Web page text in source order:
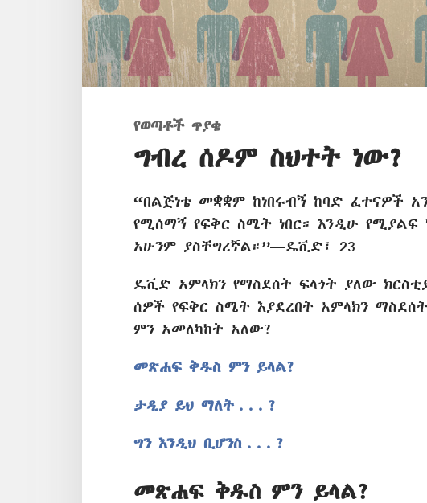
የወጣቶች ጥያቄ
ግብረ ሰዶም ስህተት ነው?
“በልጅነቴ መቋቋም ከነበሩብኝ ከባድ ፈተናዎች
የሚሰማኝ የፍቅር ስሜት ነበር። እንዲሁ
አሁንም ያስቸግረኛል።”—ዴቪድ፣ 23
ዴቪድ አምላክን የማስደሰት ፍላጎት ያለው
ሰዎች የፍቅር ስሜት እያደረበት አምላክን
ምን አመለካከት አለው?
መጽሐፍ ቅዱስ ምን ይላል?
ታዲያ ይህ ማለት . . . ?
ግን እንዲህ ቢሆንስ . . . ?
መጽሐፍ ቅዱስ ምን ይላል?